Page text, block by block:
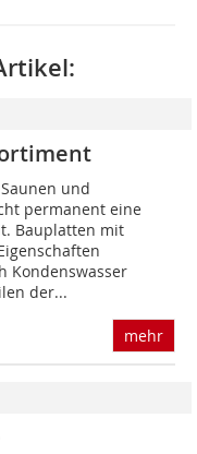
und
permanent eine
Bauplatten mit
Kondenswasser
der...
mehr